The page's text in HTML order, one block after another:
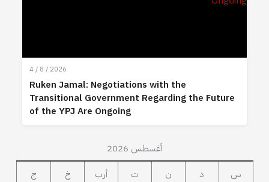
4 / 8 / 2026
Ruken Jamal: Negotiations with the
Transitional Government Regarding the Future
of the YPJ Are Ongoing
أغسطس 2026
س
د ن ث أرب خ
ج